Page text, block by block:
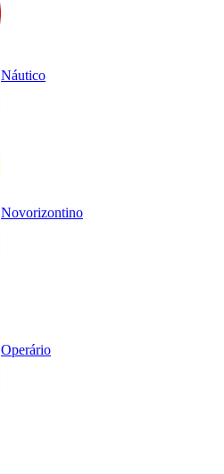
Náutico
Novorizontino
Operário